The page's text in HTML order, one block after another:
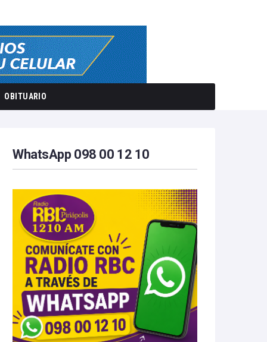
OBITUARIO
WhatsApp 098 00 12 10